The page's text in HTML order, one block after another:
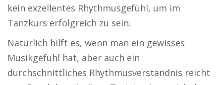
kein exzellentes Rhythmusgefühl, um im
Tanzkurs erfolgreich zu sein.
Natürlich hilft es, wenn man ein gewisses
Musikgefühl hat, aber auch ein
durchschnittliches Rhythmusverständnis reicht